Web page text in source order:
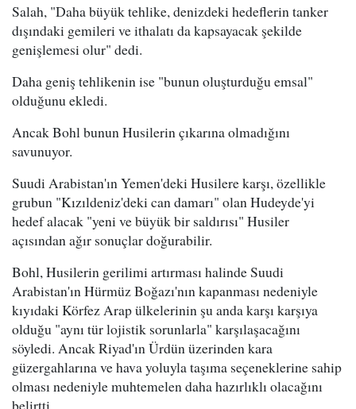
Salah, "Daha büyük tehlike, denizdeki hedeflerin tanker
dışındaki gemileri ve ithalatı da kapsayacak şekilde
genişlemesi olur" dedi.
Daha geniş tehlikenin ise "bunun oluşturduğu emsal"
olduğunu ekledi.
Ancak Bohl bunun Husilerin çıkarına olmadığını
savunuyor.
Suudi Arabistan'ın Yemen'deki Husilere karşı, özellikle
grubun "Kızıldeniz'deki can damarı" olan Hudeyde'yi
hedef alacak "yeni ve büyük bir saldırısı" Husiler
açısından ağır sonuçlar doğurabilir.
Bohl, Husilerin gerilimi artırması halinde Suudi
Arabistan'ın Hürmüz Boğazı'nın kapanması nedeniyle
kıyıdaki Körfez Arap ülkelerinin şu anda karşı karşıya
olduğu "aynı tür lojistik sorunlarla" karşılaşacağını
söyledi. Ancak Riyad'ın Ürdün üzerinden kara
güzergahlarına ve hava yoluyla taşıma seçeneklerine sahip
olması nedeniyle muhtemelen daha hazırlıklı olacağını
belirtti.